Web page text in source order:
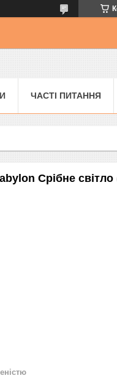
ЧАСТІ ПИТАННЯ
Срібне світло